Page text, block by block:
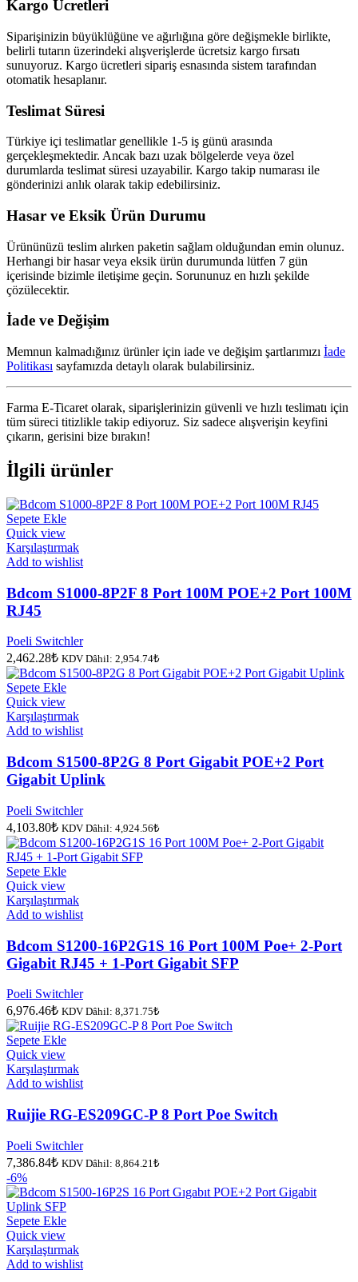
Kargo Ücretleri
Siparişinizin büyüklüğüne ve ağırlığına göre değişmekle birlikte,
belirli tutarın üzerindeki alışverişlerde ücretsiz kargo fırsatı
sunuyoruz. Kargo ücretleri sipariş esnasında sistem tarafından
otomatik hesaplanır.
Teslimat Süresi
Türkiye içi teslimatlar genellikle 1-5 iş günü arasında
gerçekleşmektedir. Ancak bazı uzak bölgelerde veya özel
durumlarda teslimat süresi uzayabilir. Kargo takip numarası ile
gönderinizi anlık olarak takip edebilirsiniz.
Hasar ve Eksik Ürün Durumu
Ürününüzü teslim alırken paketin sağlam olduğundan emin olunuz.
Herhangi bir hasar veya eksik ürün durumunda lütfen 7 gün
içerisinde bizimle iletişime geçin. Sorununuz en hızlı şekilde
çözülecektir.
İade ve Değişim
Memnun kalmadığınız ürünler için iade ve değişim şartlarımızı İade
Politikası sayfamızda detaylı olarak bulabilirsiniz.
Farma E-Ticaret olarak, siparişlerinizin güvenli ve hızlı teslimatı için
tüm süreci titizlikle takip ediyoruz. Siz sadece alışverişin keyfini
çıkarın, gerisini bize bırakın!
İlgili ürünler
Sepete Ekle
Quick view
Karşılaştırmak
Add to wishlist
Bdcom S1000-8P2F 8 Port 100M POE+2 Port 100M
RJ45
Poeli Switchler
2,462.28₺ KDV Dâhil: 2,954.74₺
Sepete Ekle
Quick view
Karşılaştırmak
Add to wishlist
Bdcom S1500-8P2G 8 Port Gigabit POE+2 Port
Gigabit Uplink
Poeli Switchler
4,103.80₺ KDV Dâhil: 4,924.56₺
Sepete Ekle
Quick view
Karşılaştırmak
Add to wishlist
Bdcom S1200-16P2G1S 16 Port 100M Poe+ 2-Port
Gigabit RJ45 + 1-Port Gigabit SFP
Poeli Switchler
6,976.46₺ KDV Dâhil: 8,371.75₺
Sepete Ekle
Quick view
Karşılaştırmak
Add to wishlist
Ruijie RG-ES209GC-P 8 Port Poe Switch
Poeli Switchler
7,386.84₺ KDV Dâhil: 8,864.21 ₺
-6%
Sepete Ekle
Quick view
Karşılaştırmak
Add to wishlist